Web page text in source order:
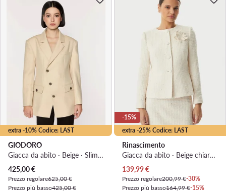
extra -10% Codice: LAST
GIODORO
Giacca da abito · Beige · Slim Fit
Prezzo attuale
425,00€
Prezzo regolare625,00 €
Prezzo più basso425,00 €
extra -25% Codice: LAST
-15%
Rinascimento
Giacca da abito · Beige chiaro · Slim Fit
Prezzo attuale
139,99€
Prezzo regolare200,99 €-30%
Prezzo più basso164,99 €-15%